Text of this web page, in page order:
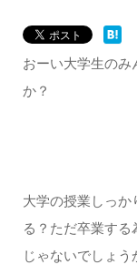
おーい大学生のみ
か？
大学の授業しっか
る？ただ卒業す
じゃないでしょ